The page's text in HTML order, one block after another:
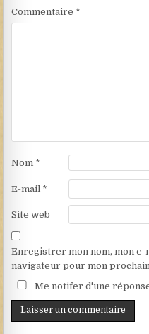
Commentaire *
Nom *
E-mail *
Site web
Enregistrer mon nom, mon e-
navigateur pour mon
Me notifer d'une